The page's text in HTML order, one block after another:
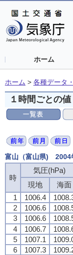
ホーム
ホーム > 各種データ
１時間ごとの値
富山（富山県) 2004
時
気圧(hPa)
現地
海面
1
1006.4
2
1006.6
3
1006.6
4
1006.7
5
1007.1
6
1007.3